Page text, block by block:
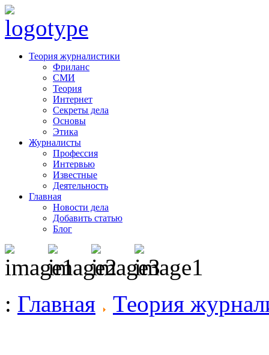
Теория журналистики
Фриланс
СМИ
Теория
Интернет
Секреты дела
Основы
Этика
Журналисты
Профессия
Интервью
Известные
Деятельность
Главная
Новости дела
Добавить статью
Блог
: Главная Теория